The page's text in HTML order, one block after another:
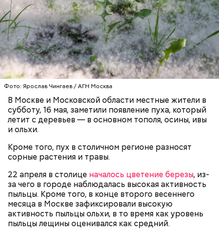
Фото: Ярослав Чингаев / АГН Москва
В Москве и Московской области местные жители в
субботу, 16 мая, заметили появление пуха, который
летит с деревьев — в основном тополя, осины, ивы
и ольхи.
Кроме того, пух в столичном регионе разносят
сорные растения и травы.
22 апреля в столице началось цветение березы, из-
за чего в городе наблюдалась высокая активность
пыльцы. Кроме того, в конце второго весеннего
месяца в Москве зафиксировали высокую
активность пыльцы ольхи, в то время как уровень
пыльцы лещины оценивался как средний.
От новичка к профи:
«Абилимпикс» помогает в
трудоустройстве москвичам с
особенностями здоровья
Лучшая техника
обновили мастерские для дизайнеров одежды. Их
оснастили промышленными швейными машинами,
парогенераторами, раскройными столами и
манекенами. В колледже также открылась
лаборатория для бариста с профессиональными
кофемашинами и инструментами, где уже
занимаются более 500 студентов.
Диплом по цене квартиры: из чего
складывается стоимость
обучения в вузах и какие
профессии будут престижными
ПРЯМАЯ РЕЧЬ